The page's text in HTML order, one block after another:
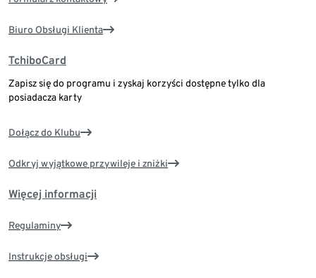
Biuro Obsługi Klienta
TchiboCard
Zapisz się do programu i zyskaj korzyści dostępne tylko dla
posiadacza karty
Dołącz do Klubu
Odkryj wyjątkowe przywileje i zniżki
Więcej informacji
Regulaminy
Instrukcje obsługi